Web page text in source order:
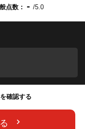
点数： - /5.0
確認する